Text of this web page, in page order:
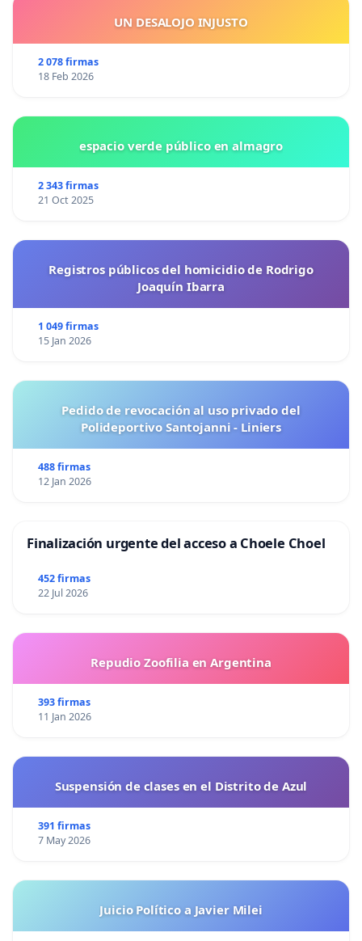
UN DESALOJO INJUSTO
2 078 firmas
18 Feb 2026
espacio verde público en almagro
2 343 firmas
21 Oct 2025
Registros públicos del homicidio de Rodrigo
Joaquín Ibarra
1 049 firmas
15 Jan 2026
Pedido de revocación al uso privado del
Polideportivo Santojanni - Liniers
488 firmas
12 Jan 2026
Finalización urgente del acceso a Choele Choel
452 firmas
22 Jul 2026
Repudio Zoofilia en Argentina
393 firmas
11 Jan 2026
Suspensión de clases en el Distrito de Azul
391 firmas
7 May 2026
Juicio Político a Javier Milei